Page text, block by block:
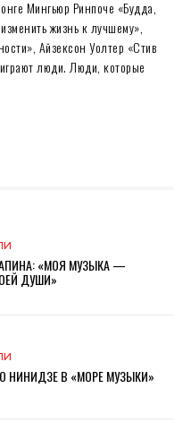
Мингьюр Ринпоче «Будда,
жизнь к лучшему»,
Айзексон Уолтер «Стив
люди. Люди, которые
«МОЯ МУЗЫКА —
ДУШИ»
НИНИДЗЕ В «МОРЕ МУЗЫКИ»